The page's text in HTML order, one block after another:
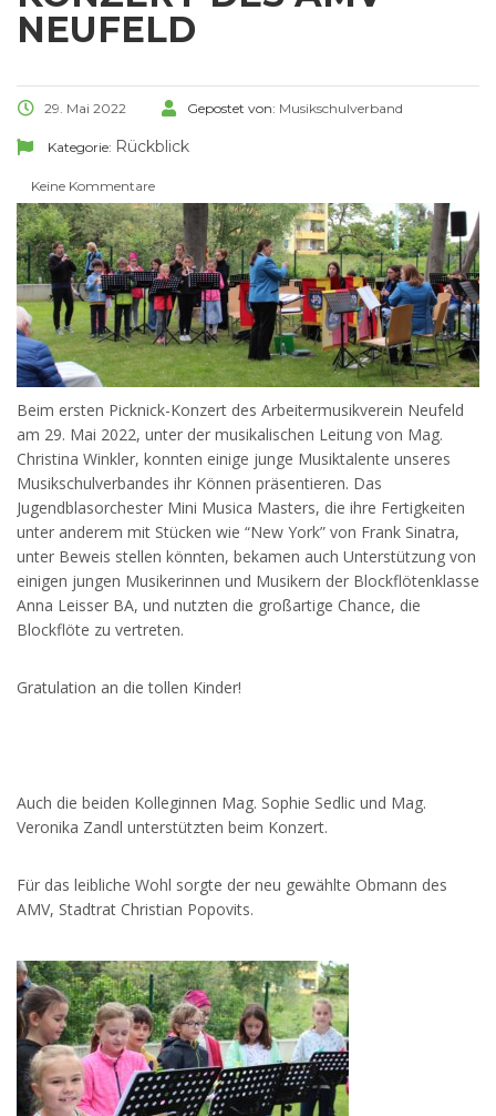
NEUFELD
29. Mai 2022 Gepostet von: Musikschulverband
Kategorie: Rückblick
Keine Kommentare
Beim ersten Picknick-Konzert des Arbeitermusikverein Neufeld
am 29. Mai 2022, unter der musikalischen Leitung von Mag.
Christina Winkler, konnten einige junge Musiktalente unseres
Musikschulverbandes ihr Können präsentieren. Das
Jugendblasorchester Mini Musica Masters, die ihre Fertigkeiten
unter anderem mit Stücken wie “New York” von Frank Sinatra,
unter Beweis stellen könnten, bekamen auch Unterstützung von
einigen jungen Musikerinnen und Musikern der Blockflötenklasse
Anna Leisser BA, und nutzten die großartige Chance, die
Blockflöte zu vertreten.
Gratulation an die tollen Kinder!
Auch die beiden Kolleginnen Mag. Sophie Sedlic und Mag.
Veronika Zandl unterstützten beim Konzert.
Für das leibliche Wohl sorgte der neu gewählte Obmann des
AMV, Stadtrat Christian Popovits.